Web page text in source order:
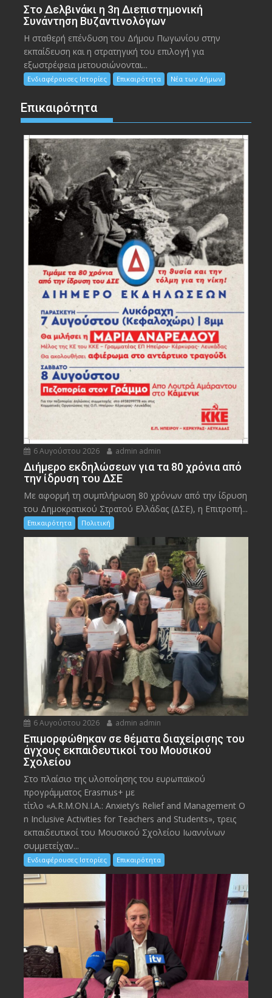
Στο Δελβινάκι η 3η Διεπιστημονική
Συνάντηση Βυζαντινολόγων
Η σταθερή επένδυση του Δήμου Πωγωνίου στην
εκπαίδευση και η στρατηγική του επιλογή για
εξωστρέφεια μετουσιώνονται...
Ενδιαφέρουσες Ιστορίες Επικαιρότητα Νέα των Δήμων
Επικαιρότητα
6 Αυγούστου 2026 admin admin
Διήμερο εκδηλώσεων για τα 80 χρόνια από
την ίδρυση του ΔΣΕ
Με αφορμή τη συμπλήρωση 80 χρόνων από την ίδρυση
του Δημοκρατικού Στρατού Ελλάδας (ΔΣΕ), η Επιτροπή...
Επικαιρότητα Πολιτική
6 Αυγούστου 2026 admin admin
Eπιμορφώθηκαν σε θέματα διαχείρισης του
άγχους εκπαιδευτικοί του Μουσικού
Σχολείου
Στο πλαίσιο της υλοποίησης του ευρωπαϊκού
προγράμματος Erasmus+ με
τίτλο «A.R.M.ON.I.A.: Anxiety’s Relief and Management O
n Inclusive Activities for Teachers and Students», τρεις
εκπαιδευτικοί του Μουσικού Σχολείου Ιωαννίνων
συμμετείχαν...
Ενδιαφέρουσες Ιστορίες Επικαιρότητα